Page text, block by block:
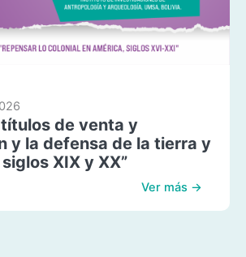
títulos de venta y
y la defensa de la tierra y
XIX y XX”
Ver más →